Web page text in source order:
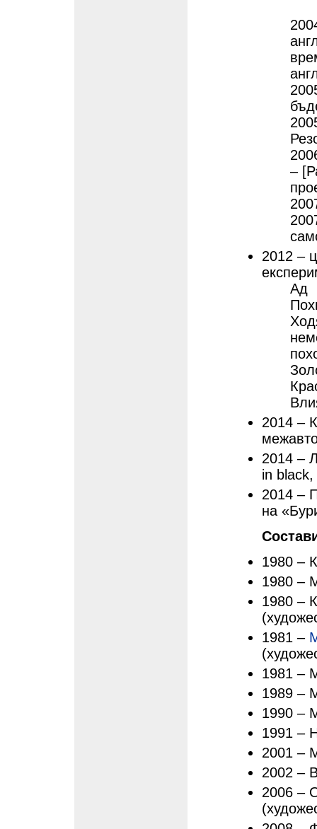
–
2012 –
Ад
2014 –
2014 –
in
2014 –
на
1980 –
1980 –
1980 –
1981 –
1981 –
1989 –
1990 –
1991 –
2001 –
2002 –
2006 –